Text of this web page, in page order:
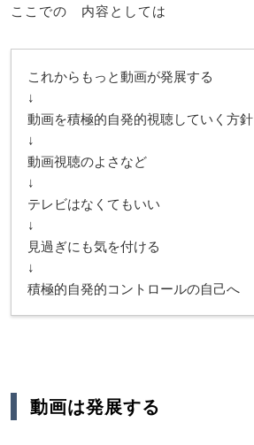
ここでの 内容としては
これからもっと動画が発展する
↓
動画を積極的自発的視聴していく方針
↓
動画視聴のよさなど
↓
テレビはなくてもいい
↓
見過ぎにも気を付ける
↓
積極的自発的コントロールの自己へ
動画は発展する